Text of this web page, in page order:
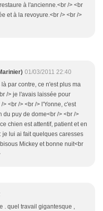
à l'ancienne.<br /> <br
et à la revoyure.<br /> <br />
01/03/2011 22:40
par contre, ce n'est plus ma
/> je l'avais laissée pour
<br /> <br /> l'Yonne, c'est
du puy de dome<br /> <br />
chien est attentif, patient et en
je lui ai fait quelques caresses
Mickey et bonne nuit<br
. quel travail gigantesque ,